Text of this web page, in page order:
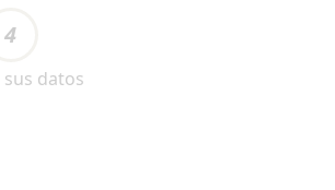
4
datos